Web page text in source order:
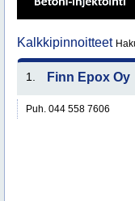
Kalkkipinnoitteet
1. Finn Epox Oy
Puh. 044 558 7606